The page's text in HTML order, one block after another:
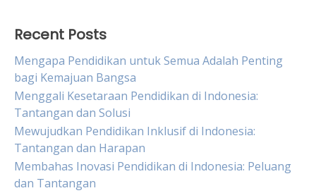
Recent Posts
Mengapa Pendidikan untuk Semua Adalah Penting
bagi Kemajuan Bangsa
Menggali Kesetaraan Pendidikan di Indonesia:
Tantangan dan Solusi
Mewujudkan Pendidikan Inklusif di Indonesia:
Tantangan dan Harapan
Membahas Inovasi Pendidikan di Indonesia: Peluang
dan Tantangan